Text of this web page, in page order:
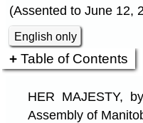
(Assented to June 12,
English only
Table of Contents
HER MAJESTY,
Assembly of